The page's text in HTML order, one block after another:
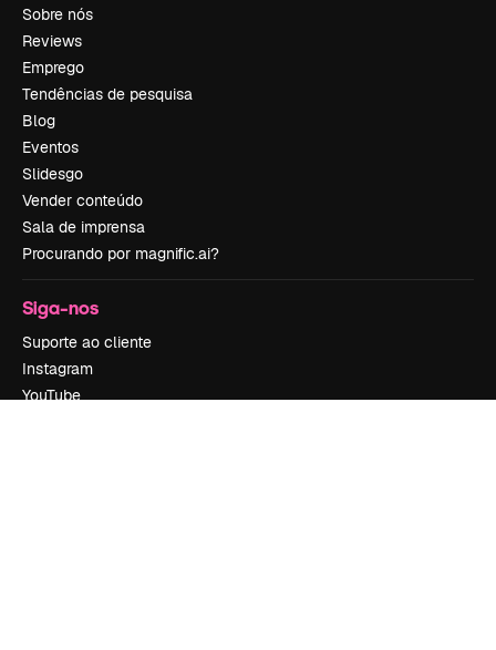
Sobre nós
Reviews
Emprego
Tendências de pesquisa
Blog
Eventos
Slidesgo
Vender conteúdo
Sala de imprensa
Procurando por magnific.ai?
Siga-nos
Suporte ao cliente
Instagram
YouTube